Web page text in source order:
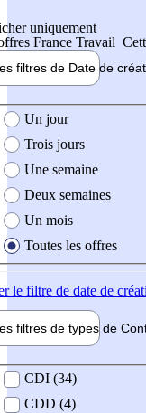
uniquement
France Travail
filtres de Date de
création de l'offre
Un jour
Trois jours
Une semaine
Deux semaines
Un mois
Toutes les offres
le filtre de date de
filtres de types de
contrat
CDI (34)
CDD (4)